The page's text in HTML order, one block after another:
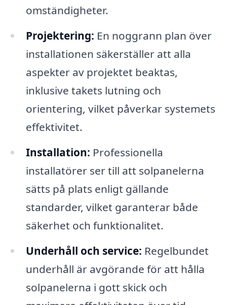
omständigheter.
Projektering: En noggrann plan över
installationen säkerställer att alla
aspekter av projektet beaktas,
inklusive takets lutning och
orientering, vilket påverkar systemets
effektivitet.
Installation: Professionella
installatörer ser till att solpanelerna
sätts på plats enligt gällande
standarder, vilket garanterar både
säkerhet och funktionalitet.
Underhåll och service: Regelbundet
underhåll är avgörande för att hålla
solpanelerna i gott skick och